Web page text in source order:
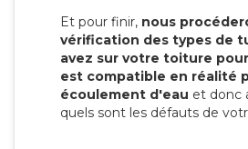
Et pour finir, nous
vérification des types de
avez sur votre toiture
est compatible en réalité
écoulement d'eau et donc
quels sont les défauts de